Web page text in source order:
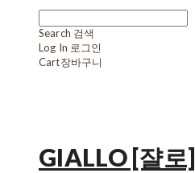
Search 검색
Log In 로그인
Cart장바구니
GIALLO [쟐로]